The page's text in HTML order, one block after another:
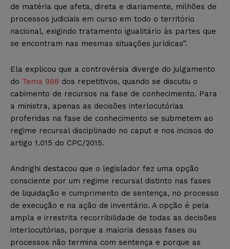
de matéria que afeta, direta e diariamente, milhões de
processos judiciais em curso em todo o território
nacional, exigindo tratamento igualitário às partes que
se encontram nas mesmas situações jurídicas”.
Ela explicou que a controvérsia diverge do julgamento
do Tema 988 dos repetitivos, quando se discutiu o
cabimento de recursos na fase de conhecimento. Para
a ministra, apenas as decisões interlocutórias
proferidas na fase de conhecimento se submetem ao
regime recursal disciplinado no caput e nos incisos do
artigo 1.015 do CPC/2015.
Andrighi destacou que o legislador fez uma opção
consciente por um regime recursal distinto nas fases
de liquidação e cumprimento de sentença, no processo
de execução e na ação de inventário. A opção é pela
ampla e irrestrita recorribilidade de todas as decisões
interlocutórias, porque a maioria dessas fases ou
processos não termina com sentença e porque as